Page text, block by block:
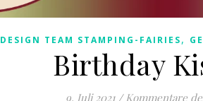
DESIGN TEAM STAMPING-FAIRIES,
Birthday
9. Juli 2021 / Kommentare